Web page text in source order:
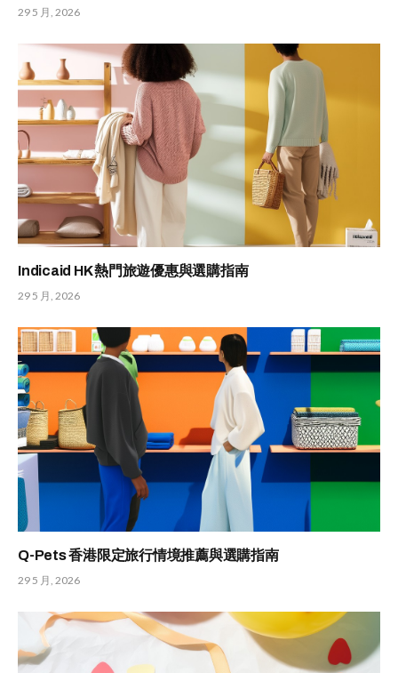
29 5 月, 2026
Indicaid HK 熱門旅遊優惠與選購指南
29 5 月, 2026
Q-Pets 香港限定旅行情境推薦與選購指南
29 5 月, 2026